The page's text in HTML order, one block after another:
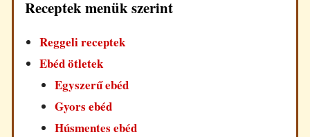
Receptek menük szerint
Reggeli receptek
Ebéd ötletek
Egyszerű ebéd
Gyors ebéd
Húsmentes ebéd